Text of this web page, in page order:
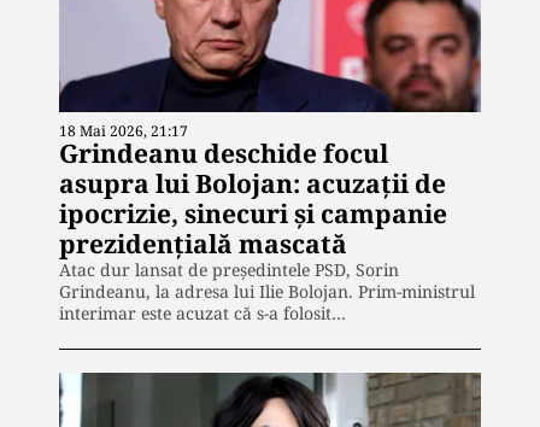
18 Mai 2026, 21:17
Grindeanu deschide focul
asupra lui Bolojan: acuzații de
ipocrizie, sinecuri și campanie
prezidențială mascată
Atac dur lansat de președintele PSD, Sorin
Grindeanu, la adresa lui Ilie Bolojan. Prim-ministrul
interimar este acuzat că s-a folosit…